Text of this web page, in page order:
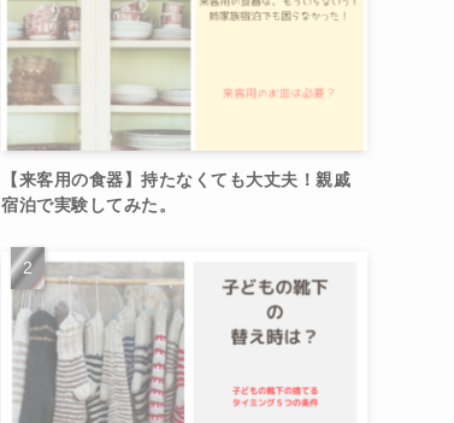
【来客用の食器】持たなくても大丈夫！親戚
宿泊で実験してみた。